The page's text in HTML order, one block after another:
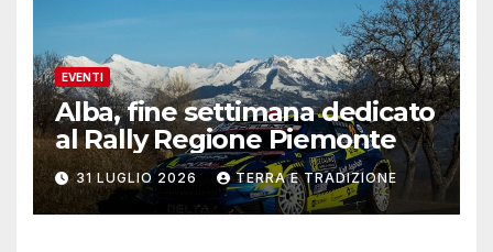
EVENTI
Alba, fine settimana dedicato
al Rally Regione Piemonte
31 LUGLIO 2026 TERRA E TRADIZIONE